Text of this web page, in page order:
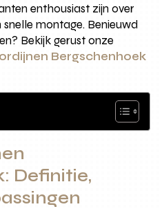
enthousiast zijn over
montage. Benieuwd
Bekijk gerust onze
Bergschenhoek
Definitie,